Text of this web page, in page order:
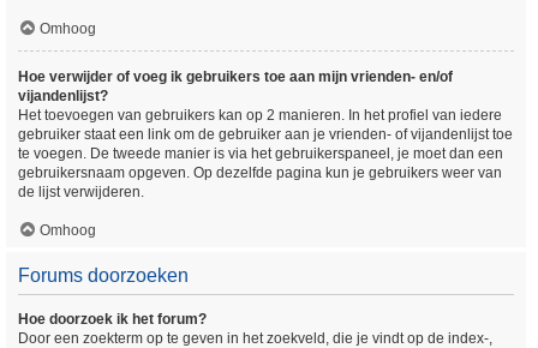
Omhoog
Hoe verwijder of voeg ik gebruikers toe aan mijn vrienden- en/of
vijandenlijst?
Het toevoegen van gebruikers kan op 2 manieren. In het profiel van iedere
gebruiker staat een link om de gebruiker aan je vrienden- of vijandenlijst toe
te voegen. De tweede manier is via het gebruikerspaneel, je moet dan een
gebruikersnaam opgeven. Op dezelfde pagina kun je gebruikers weer van
de lijst verwijderen.
Omhoog
Forums doorzoeken
Hoe doorzoek ik het forum?
Door een zoekterm op te geven in het zoekveld, die je vindt op de index-,